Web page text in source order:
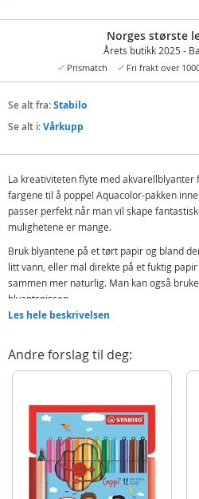
Norges største
Årets butikk 2025 -
Prismatch Fri frakt over
Se alt fra:Stabilo
Se alt i:Vårkupp
La kreativiteten flyte med akvarellblyanter
fargene til å poppe! Aquacolor-pakken
passer perfekt når man vil skape
mulighetene er mange.
Bruk blyantene på et tørt papir og bland
litt vann, eller mal direkte på et fuktig
sammen mer naturlig. Man kan også
blyantspissen.
Inneholder:
Detaljer
Alder: fra 3 år
Produktdetaljer
Modell
Les hele beskrivelsen
Andre forslag til deg: